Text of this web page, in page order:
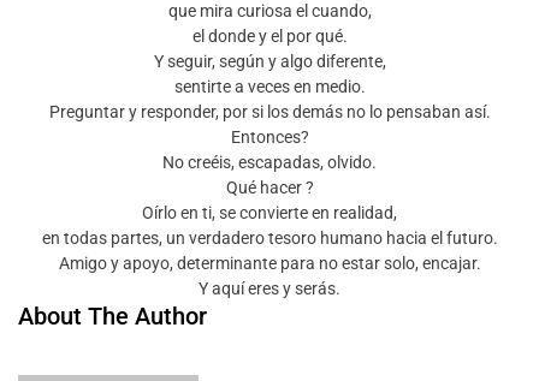
que mira curiosa el cuando,
el donde y el por qué.
Y seguir, según y algo diferente,
sentirte a veces en medio.
Preguntar y responder, por si los demás no lo pensaban así.
Entonces?
No creéis, escapadas, olvido.
Qué hacer ?
Oírlo en ti, se convierte en realidad,
en todas partes, un verdadero tesoro humano hacia el futuro.
Amigo y apoyo, determinante para no estar solo, encajar.
Y aquí eres y serás.
About The Author